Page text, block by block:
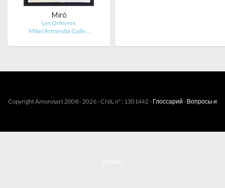
Miró
Les Orfevres
Mikel Armendia Galle…
Copyright Amorosart 2008 - 2026 - CNIL n° : 1301442 - Глоссарий - Вопросы и